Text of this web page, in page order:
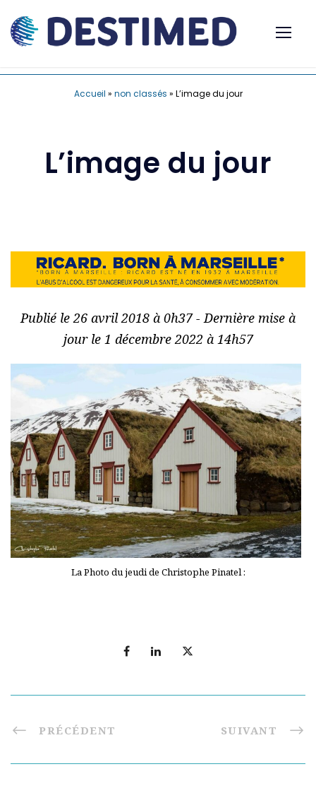
Accueil » non classés » L’image du jour
L’image du jour
Publié le 26 avril 2018 à 0h37 - Dernière mise à
jour le 1 décembre 2022 à 14h57
La Photo du jeudi de Christophe Pinatel :
PRÉCÉDENT SUIVANT